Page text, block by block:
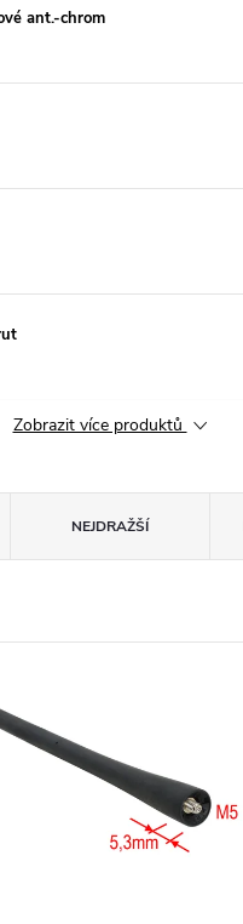
ant.-chrom
Zobrazit více produktů
NEJDRAŽŠÍ